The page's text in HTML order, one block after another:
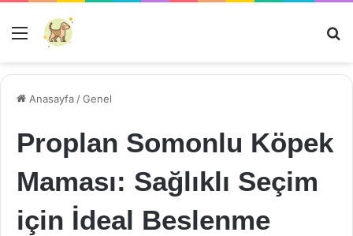
Menü
Anasayfa /Genel
Proplan Somonlu Köpek
Maması: Sağlıklı Seçim
için İdeal Beslenme